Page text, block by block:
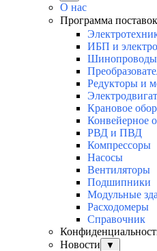
О нас
Программа поставок
ИБП и
Шинопроводы
Редукторы и
Крановое
Конвейерное
РВД и ПВД
Компрессоры
Насосы
Вентиляторы
Подшипники
Модульные
Расходомеры
Справочник
Новости
▼